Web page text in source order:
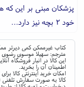
پزشکان مبنی بر این که
خود ۲ بچه نیز دارد...
کتاب غیرممکن کمی دیرتر
مترجم: سهیلا موسوی رضوی
این کالا در انبار فروشگاه
اطمینان آن را بخرید.
امکان خرید اینترنتی کالا
کالا به صورت سفارش